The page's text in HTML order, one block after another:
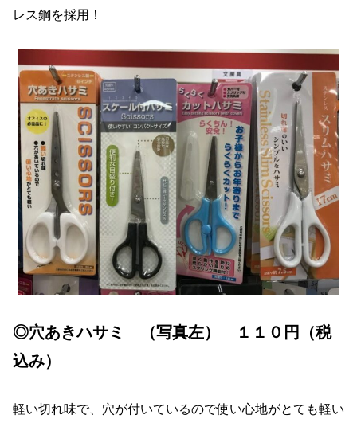
レス鋼を採用！
◎穴あきハサミ （写真左） １１０円（税
込み）
軽い切れ味で、穴が付いているので使い心地がとても軽い